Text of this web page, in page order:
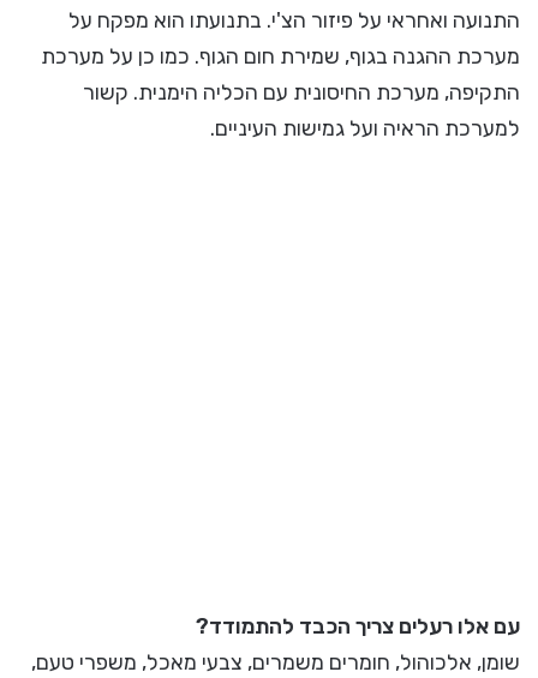
התנועה ואחראי על פיזור הצ'י. בתנועתו הוא מפקח על
מערכת ההגנה בגוף, שמירת חום הגוף. כמו כן על מערכת
התקיפה, מערכת החיסונית עם הכליה הימנית. קשור
למערכת הראיה ועל גמישות העיניים.
עם אלו רעלים צריך הכבד להתמודד?
שומן, אלכוהול, חומרים משמרים, צבעי מאכל, משפרי טעם,